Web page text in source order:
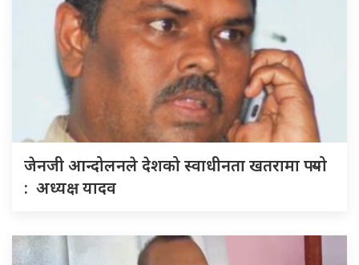
जेनजी आन्दोलनले देशको स्वाधीनता खतरामा पर्‍यो
: अध्यक्ष यादव